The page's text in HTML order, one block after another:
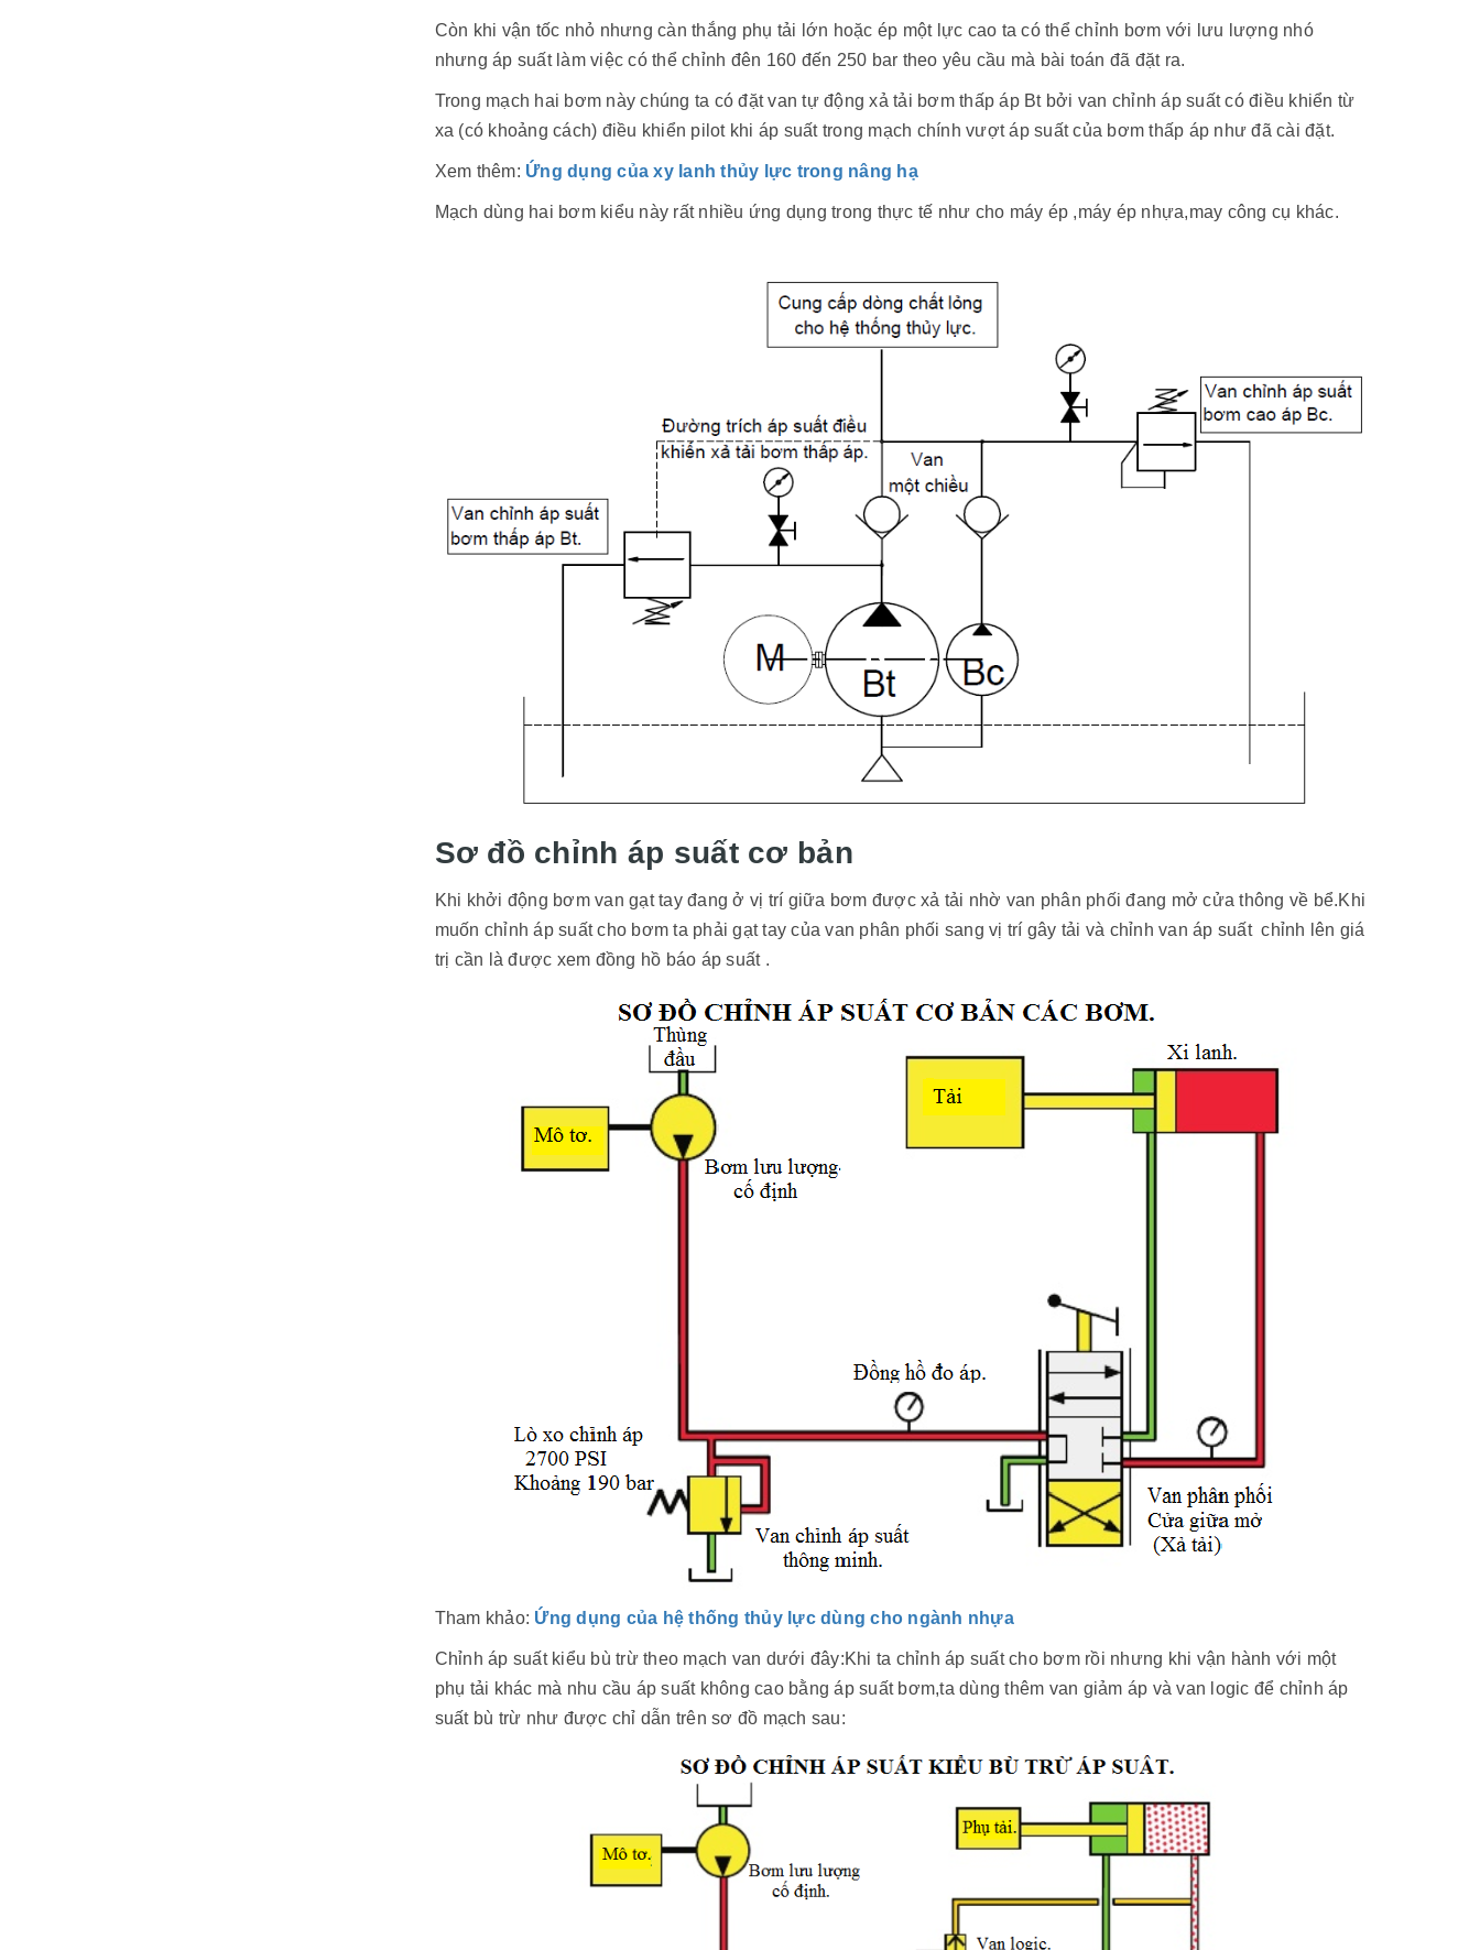
Còn khi vận tốc nhỏ nhưng càn thắng phụ tải lớn hoặc ép một lực cao ta có thể chỉnh bơm với lưu lượng nhó
nhưng áp suất làm việc có thể chỉnh đên 160 đến 250 bar theo yêu cầu mà bài toán đã đặt ra.
Trong mạch hai bơm này chúng ta có đặt van tự động xả tải bơm thấp áp Bt bởi van chỉnh áp suất có điều khiển từ
xa (có khoảng cách) điều khiển pilot khi áp suất trong mạch chính vượt áp suất của bơm thấp áp như đã cài đặt.
Xem thêm: Ứng dụng của xy lanh thủy lực trong nâng hạ
Mạch dùng hai bơm kiểu này rất nhiều ứng dụng trong thực tế như cho máy ép ,máy ép nhựa,may công cụ khác.
Sơ đồ chỉnh áp suất cơ bản
Khi khởi động bơm van gạt tay đang ở vị trí giữa bơm được xả tải nhờ van phân phối đang mở cửa thông về bể.Khi
muốn chỉnh áp suất cho bơm ta phải gạt tay của van phân phối sang vị trí gây tải và chỉnh van áp suất chỉnh lên giá
trị cần là được xem đồng hồ báo áp suất .
Tham khảo: Ứng dụng của hệ thống thủy lực dùng cho ngành nhựa
Chỉnh áp suất kiểu bù trừ theo mạch van dưới đây:Khi ta chỉnh áp suất cho bơm rồi nhưng khi vận hành với một
phụ tải khác mà nhu cầu áp suất không cao bằng áp suất bơm,ta dùng thêm van giảm áp và van logic để chỉnh áp
suất bù trừ như được chỉ dẫn trên sơ đồ mạch sau: